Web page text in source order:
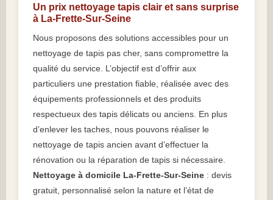
Un prix nettoyage tapis clair et sans surprise
à La-Frette-Sur-Seine
Nous proposons des solutions accessibles pour un
nettoyage de tapis pas cher, sans compromettre la
qualité du service. L’objectif est d’offrir aux
particuliers une prestation fiable, réalisée avec des
équipements professionnels et des produits
respectueux des tapis délicats ou anciens. En plus
d’enlever les taches, nous pouvons réaliser le
nettoyage de tapis ancien avant d’effectuer la
rénovation ou la réparation de tapis si nécessaire.
Nettoyage à domicile La-Frette-Sur-Seine : devis
gratuit, personnalisé selon la nature et l’état de